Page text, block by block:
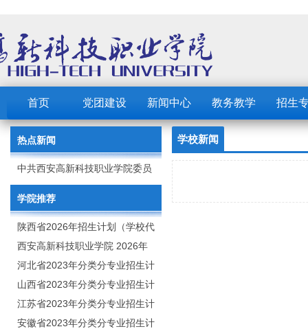
首页 党团建设 新闻中心 教务教学 招生
热点新闻
中共西安高新科技职业学院委员
会 2023年党建工作要点
学院推荐
陕西省2026年招生计划（学校代
码：8103）
西安高新科技职业学院 2026年
招生章程
河北省2023年分类分专业招生计
划（院校代号：1889）
山西省2023年分类分专业招生计
划（院校代号：5560）
江苏省2023年分类分专业招生计
划（院校代号：8931）
安徽省2023年分类分专业招生计
学校新闻